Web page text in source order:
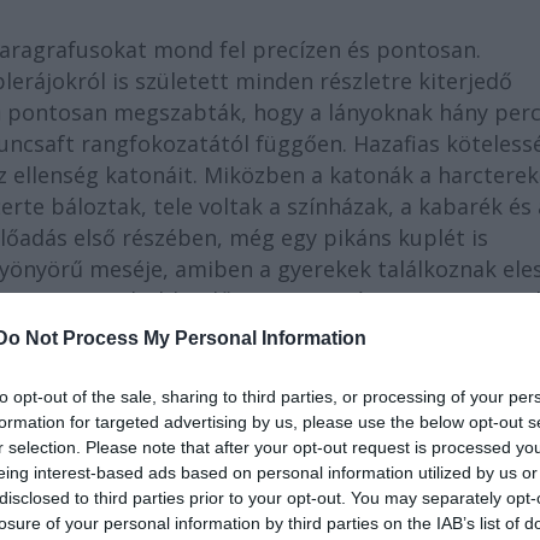
Not Process My Personal Information
opt-out of the sale, sharing to third parties, or processing of your
for targeted advertising by us, please use the below opt-out
selection. Please note that after your opt-out request is processed
interest-based ads based on personal information utilized by us
to third parties prior to your opt-out. You may separately
of your personal information by third parties on the IAB’s list of
mond fel precízen és pontosan.
is született minden részletre kiterjedő
megszabták, hogy a lányoknak hány
rangfokozatától függően. Hazafias
katonáit. Miközben a katonák a
báloztak, tele voltak a színházak, a kabarék és
első részében, még egy pikáns kuplét is
meséje, amiben a gyerekek találkoznak
tapasztaltabb, idős özvegyet játszom. Azt
gyerekek is hallgattak. Hát visszatartottam, aztán
Molnár Ferenc híres szalonvígjátékai.
ajánlom mindenkinek olvasásra Molnár
első háború hadszíntereit. Én egyszerre csak egy